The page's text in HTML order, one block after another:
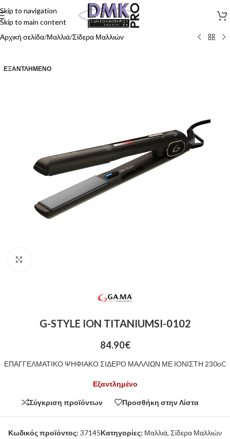
Skip to navigation
Skip to main content
Αρχική σελίδα/Μαλλιά/Σίδερα Μαλλιών
ΕΞΑΝΤΛΗΜΈΝΟ
G-STYLE ION TITANIUMSI-0102
84.90€
ΕΠΑΓΓΕΛΜΑΤΙΚΟ ΨΗΦΙΑΚΟ ΣΙΔΕΡΟ ΜΑΛΛΙΩΝ ΜΕ ΙΟΝΙΣΤΗ 230οC
Εξαντλημένο
Σύγκριση προϊόντων Προσθήκη στην Λίστα
Κωδικός προϊόντος: 37145Κατηγορίες: Μαλλιά, Σίδερα Μαλλιών